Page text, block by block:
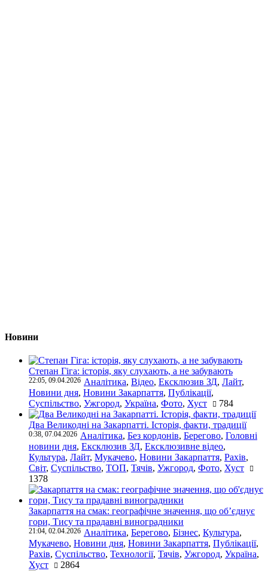
Новини
Степан Гіга: історія, яку слухають, а не забувають
22:05, 09.04.2026 Аналітика, Відео, Ексклюзив ЗД, Лайт,
Новини дня, Новини Закарпаття, Публікації,
Суспільство, Ужгород, Україна, Фото, Хуст 784
Два Великодні на Закарпатті. Історія, факти, традиції
0:38, 07.04.2026 Аналітика, Без кордонів, Берегово, Головні
новини дня, Ексклюзив ЗД, Ексклюзивне відео,
Культура, Лайт, Мукачево, Новини Закарпаття, Рахів,
Світ, Суспільство, ТОП, Тячів, Ужгород, Фото, Хуст
1378
Закарпаття на смак: географічне значення, що об’єднує
гори, Тису та прадавні виноградники
21:04, 02.04.2026 Аналітика, Берегово, Бізнес, Культура,
Мукачево, Новини дня, Новини Закарпаття, Публікації,
Рахів, Суспільство, Технології, Тячів, Ужгород, Україна,
Хуст
2864